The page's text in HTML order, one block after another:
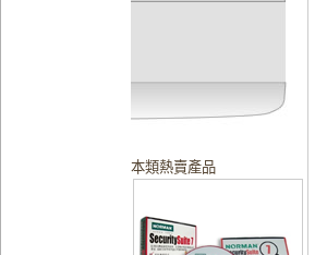
本類熱賣產品